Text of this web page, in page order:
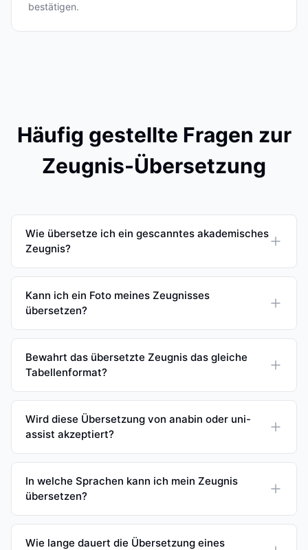
bestätigen.
Häufig gestellte Fragen zur
Zeugnis-Übersetzung
Wie übersetze ich ein gescanntes akademisches
Zeugnis?
Kann ich ein Foto meines Zeugnisses
übersetzen?
Bewahrt das übersetzte Zeugnis das gleiche
Tabellenformat?
Wird diese Übersetzung von anabin oder uni-
assist akzeptiert?
In welche Sprachen kann ich mein Zeugnis
übersetzen?
Wie lange dauert die Übersetzung eines